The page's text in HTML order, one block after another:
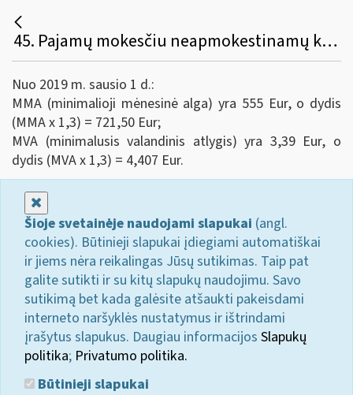
45. Pajamų mokesčiu neapmokestinamų komandiruotės į užsienį dienpinigių apskaičiavimas taip pat siejamas su nustatytais dydžiais – MMA x iš koeficiento 1,3 arba MVA x iš koeficiento 1,3. Kokie šie dydžiai nuo 2019-01-01?
Nuo 2019 m. sausio 1 d.:
MMA (minimalioji mėnesinė alga) yra 555 Eur, o dydis
(MMA x 1,3) = 721,50 Eur;
MVA (minimalusis valandinis atlygis) yra 3,39 Eur, o
dydis (MVA x 1,3) = 4,407 Eur.
Šioje svetainėje naudojami slapukai (angl.
cookies). Būtinieji slapukai įdiegiami automatiškai
ir jiems nėra reikalingas Jūsų sutikimas. Taip pat
galite sutikti ir su kitų slapukų naudojimu. Savo
sutikimą bet kada galėsite atšaukti pakeisdami
interneto naršyklės nustatymus ir ištrindami
įrašytus slapukus. Daugiau informacijos Slapukų
politika; Privatumo politika.
Būtinieji slapukai